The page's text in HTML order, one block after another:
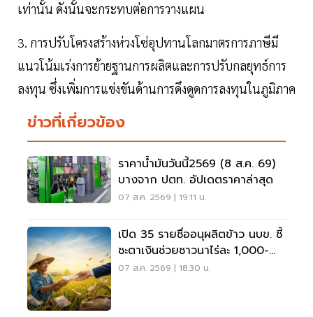
เท่านั้น ดังนั้นจะกระทบต่อการวางแผน
3. การปรับโครงสร้างห่วงโซ่อุปทานโลกมาตรการภาษีมี
แนวโน้มเร่งการย้ายฐานการผลิตและการปรับกลยุทธ์การ
ลงทุน ซึ่งเพิ่มการแข่งขันด้านการดึงดูดการลงทุนในภูมิภาค
ข่าวที่เกี่ยวข้อง
ราคาน้ำมันวันนี้2569 (8 ส.ค. 69)
บางจาก ปตท. อัปเดตราคาล่าสุด
07 ส.ค. 2569 | 19:11 น.
เปิด 35 รายชื่ออนุผลิตข้าว นบข. ชี้
ชะตาเงินช่วยชาวนาไร่ละ 1,000-
2,000
07 ส.ค. 2569 | 18:30 น.